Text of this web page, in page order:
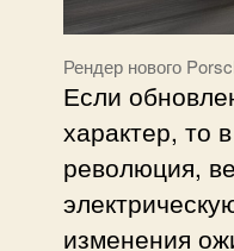
Рендер нового
Если
характер, то
революция,
изменения